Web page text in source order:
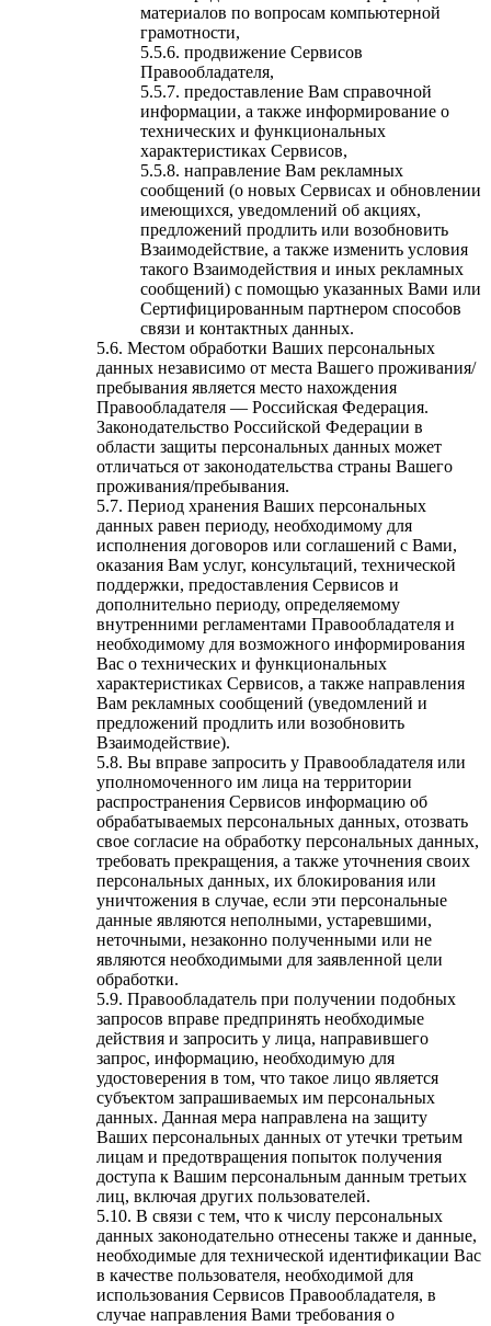
материалов по вопросам компьютерной
грамотности,
5.5.6. продвижение Сервисов
Правообладателя,
5.5.7. предоставление Вам справочной
информации, а также информирование о
технических и функциональных
характеристиках Сервисов,
5.5.8. направление Вам рекламных
сообщений (о новых Сервисах и обновлении
имеющихся, уведомлений об акциях,
предложений продлить или возобновить
Взаимодействие, а также изменить условия
такого Взаимодействия и иных рекламных
сообщений) с помощью указанных Вами или
Сертифицированным партнером способов
связи и контактных данных.
5.6. Местом обработки Ваших персональных
данных независимо от места Вашего проживания/
пребывания является место нахождения
Правообладателя — Российская Федерация.
Законодательство Российской Федерации в
области защиты персональных данных может
отличаться от законодательства страны Вашего
проживания/пребывания.
5.7. Период хранения Ваших персональных
данных равен периоду, необходимому для
исполнения договоров или соглашений с Вами,
оказания Вам услуг, консультаций, технической
поддержки, предоставления Сервисов и
дополнительно периоду, определяемому
внутренними регламентами Правообладателя и
необходимому для возможного информирования
Вас о технических и функциональных
характеристиках Сервисов, а также направления
Вам рекламных сообщений (уведомлений и
предложений продлить или возобновить
Взаимодействие).
5.8. Вы вправе запросить у Правообладателя или
уполномоченного им лица на территории
распространения Сервисов информацию об
обрабатываемых персональных данных, отозвать
свое согласие на обработку персональных данных,
требовать прекращения, а также уточнения своих
персональных данных, их блокирования или
уничтожения в случае, если эти персональные
данные являются неполными, устаревшими,
неточными, незаконно полученными или не
являются необходимыми для заявленной цели
обработки.
5.9. Правообладатель при получении подобных
запросов вправе предпринять необходимые
действия и запросить у лица, направившего
запрос, информацию, необходимую для
удостоверения в том, что такое лицо является
субъектом запрашиваемых им персональных
данных. Данная мера направлена на защиту
Ваших персональных данных от утечки третьим
лицам и предотвращения попыток получения
доступа к Вашим персональным данным третьих
лиц, включая других пользователей.
5.10. В связи с тем, что к числу персональных
данных законодательно отнесены также и данные,
необходимые для технической идентификации Вас
в качестве пользователя, необходимой для
использования Сервисов Правообладателя, в
случае направления Вами требования о